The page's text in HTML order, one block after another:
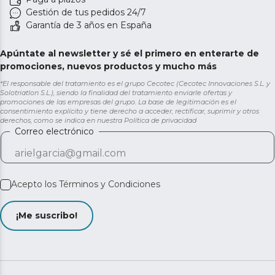
Gestión de tus pedidos 24/7
Garantía de 3 años en España
Apúntate al newsletter y sé el primero en enterarte de
promociones, nuevos productos y mucho más
*El responsable del tratamiento es el grupo Cecotec (Cecotec Innovaciones S.L. y
Solotriatlon S.L.), siendo la finalidad del tratamiento enviarle ofertas y
promociones de las empresas del grupo. La base de legitimación es el
consentimiento explícito y tiene derecho a acceder, rectificar, suprimir y otros
derechos, como se indica en nuestra Política de privacidad
Correo electrónico
Acepto los Términos y Condiciones
¡Me suscribo!